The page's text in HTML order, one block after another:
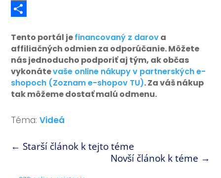
Copy
Tento portál jefinancovaný z darova
affiliačných odmien za odporúčanie. Môžete
nás jednoducho podporiť aj tým, ak občas
vykonátevaše online nákupy v partnerských e-
shopoch (Zoznam e-shopov TU). Za váš nákup
tak môžeme dostať malú odmenu.
Téma:Videá
← Starší článok k tejto téme
Novší článok k téme →